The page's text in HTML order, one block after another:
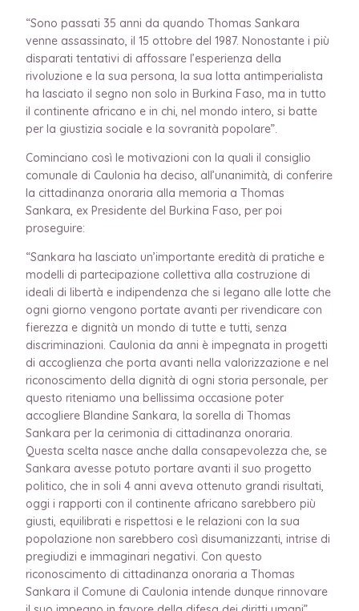
“Sono passati 35 anni da quando Thomas Sankara
venne assassinato, il 15 ottobre del 1987. Nonostante i più
disparati tentativi di affossare l’esperienza della
rivoluzione e la sua persona, la sua lotta antimperialista
ha lasciato il segno non solo in Burkina Faso, ma in tutto
il continente africano e in chi, nel mondo intero, si batte
per la giustizia sociale e la sovranità popolare”.
Cominciano così le motivazioni con la quali il consiglio
comunale di Caulonia ha deciso, all’unanimità, di conferire
la cittadinanza onoraria alla memoria a Thomas
Sankara, ex Presidente del Burkina Faso, per poi
proseguire:
“Sankara ha lasciato un’importante eredità di pratiche e
modelli di partecipazione collettiva alla costruzione di
ideali di libertà e indipendenza che si legano alle lotte che
ogni giorno vengono portate avanti per rivendicare con
fierezza e dignità un mondo di tutte e tutti, senza
discriminazioni. Caulonia da anni è impegnata in progetti
di accoglienza che porta avanti nella valorizzazione e nel
riconoscimento della dignità di ogni storia personale, per
questo riteniamo una bellissima occasione poter
accogliere Blandine Sankara, la sorella di Thomas
Sankara per la cerimonia di cittadinanza onoraria.
Questa scelta nasce anche dalla consapevolezza che, se
Sankara avesse potuto portare avanti il suo progetto
politico, che in soli 4 anni aveva ottenuto grandi risultati,
oggi i rapporti con il continente africano sarebbero più
giusti, equilibrati e rispettosi e le relazioni con la sua
popolazione non sarebbero così disumanizzanti, intrise di
pregiudizi e immaginari negativi. Con questo
riconoscimento di cittadinanza onoraria a Thomas
Sankara il Comune di Caulonia intende dunque rinnovare